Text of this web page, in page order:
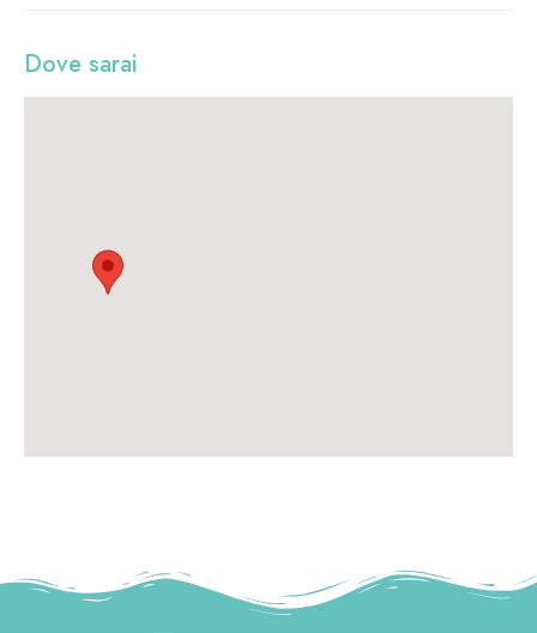
Dove sarai